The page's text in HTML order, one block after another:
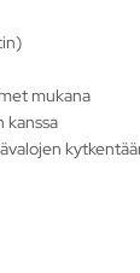
mukana
kanssa